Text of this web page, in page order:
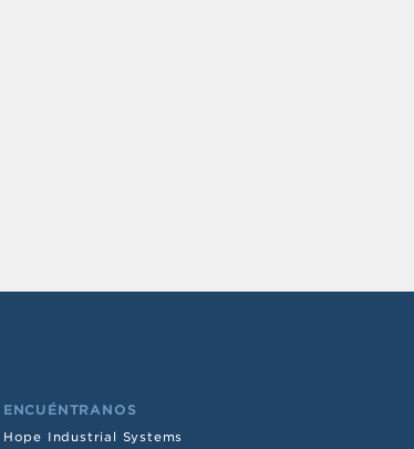
ENCUÉNTRANOS
Hope Industrial Systems